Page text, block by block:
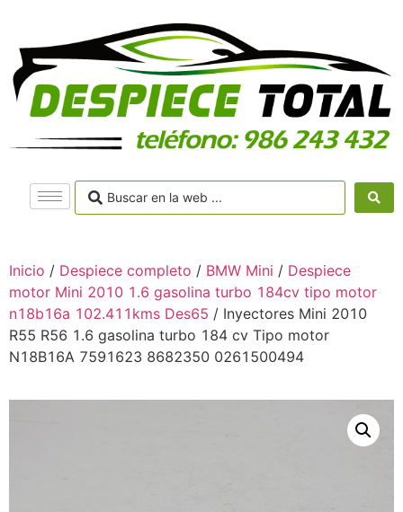
Inicio / Despiece completo / BMW Mini / Despiece
motor Mini 2010 1.6 gasolina turbo 184cv tipo motor
n18b16a 102.411kms Des65 / Inyectores Mini 2010
R55 R56 1.6 gasolina turbo 184 cv Tipo motor
N18B16A 7591623 8682350 0261500494